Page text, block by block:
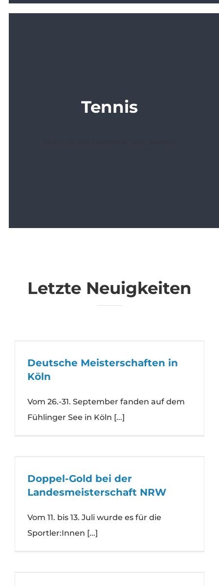
Tennis
Letzte Neuigkeiten
Deutsche Meisterschaften in
Köln
Vom 26.-31. September fanden auf dem
Fühlinger See in Köln [...]
Doppel-Gold bei der
Landesmeisterschaft NRW
Vom 11. bis 13. Juli wurde es für die
Sportler:Innen [...]